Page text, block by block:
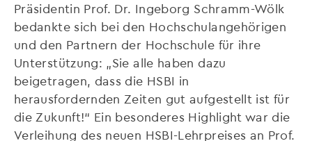
Präsidentin Prof. Dr. Ingeborg Schramm-Wölk
bedankte sich bei den Hochschulangehörigen
und den Partnern der Hochschule für ihre
Unterstützung: „Sie alle haben dazu
beigetragen, dass die HSBI in
herausfordernden Zeiten gut aufgestellt ist für
die Zukunft!“ Ein besonderes Highlight war die
Verleihung des neuen HSBI-Lehrpreises an Prof.